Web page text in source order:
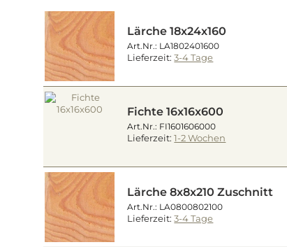
Lärche 18x24x160
Art.Nr.: LA1802401600
Lieferzeit:3-4 Tage
Fichte 16x16x600
Art.Nr.: FI1601606000
Lieferzeit:1-2 Wochen
Lärche 8x8x210 Zuschnitt
Art.Nr.: LA0800802100
Lieferzeit:3-4 Tage